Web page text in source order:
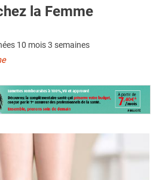
la Femme
10 mois 3 semaines